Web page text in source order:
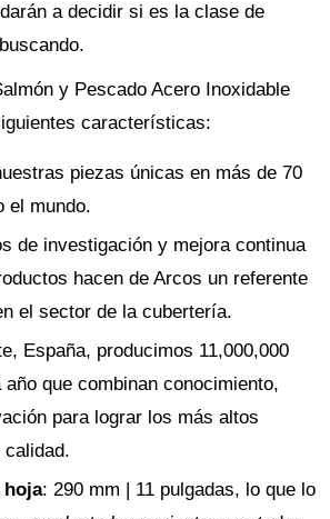
a decidir si es la clase de
y Pescado Acero Inoxidable
características:
piezas únicas en más de 70
el mundo.
de investigación y mejora continua
hacen de Arcos un referente
el sector de la cubertería.
España, producimos 11,000,000
que combinan conocimiento,
para lograr los más altos
calidad.
hoja: 290 mm | 11 pulgadas, lo que lo